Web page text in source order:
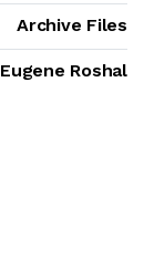
Archive Files
Eugene Roshal